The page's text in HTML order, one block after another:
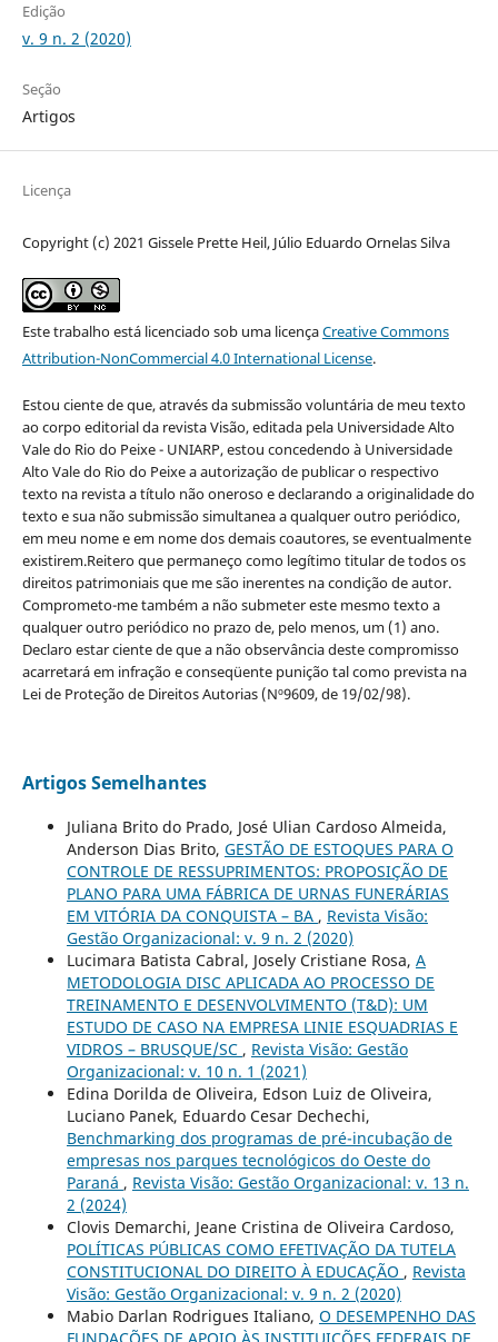
Edição
v. 9 n. 2 (2020)
Seção
Artigos
Licença
Copyright (c) 2021 Gissele Prette Heil, Júlio Eduardo Ornelas Silva
Este trabalho está licenciado sob uma licençaCreative Commons
Attribution-NonCommercial 4.0 International License.
Estou ciente de que, através da submissão voluntária de meu texto
ao corpo editorial da revista Visão, editada pela Universidade Alto
Vale do Rio do Peixe - UNIARP, estou concedendo à Universidade
Alto Vale do Rio do Peixe a autorização de publicar o respectivo
texto na revista a título não oneroso e declarando a originalidade do
texto e sua não submissão simultanea a qualquer outro periódico,
em meu nome e em nome dos demais coautores, se eventualmente
existirem.Reitero que permaneço como legítimo titular de todos os
direitos patrimoniais que me são inerentes na condição de autor.
Comprometo-me também a não submeter este mesmo texto a
qualquer outro periódico no prazo de, pelo menos, um (1) ano.
Declaro estar ciente de que a não observância deste compromisso
acarretará em infração e conseqüente punição tal como prevista na
Lei de Proteção de Direitos Autorias (Nº9609, de 19/02/98).
Artigos Semelhantes
Juliana Brito do Prado, José Ulian Cardoso Almeida,
Anderson Dias Brito, GESTÃO DE ESTOQUES PARA O
CONTROLE DE RESSUPRIMENTOS: PROPOSIÇÃO DE
PLANO PARA UMA FÁBRICA DE URNAS FUNERÁRIAS
EM VITÓRIA DA CONQUISTA – BA , Revista Visão:
Gestão Organizacional: v. 9 n. 2 (2020)
Lucimara Batista Cabral, Josely Cristiane Rosa, A
METODOLOGIA DISC APLICADA AO PROCESSO DE
TREINAMENTO E DESENVOLVIMENTO (T&D): UM
ESTUDO DE CASO NA EMPRESA LINIE ESQUADRIAS E
VIDROS – BRUSQUE/SC , Revista Visão: Gestão
Organizacional: v. 10 n. 1 (2021)
Edina Dorilda de Oliveira, Edson Luiz de Oliveira,
Luciano Panek, Eduardo Cesar Dechechi,
Benchmarking dos programas de pré-incubação de
empresas nos parques tecnológicos do Oeste do
Paraná , Revista Visão: Gestão Organizacional: v. 13 n.
2 (2024)
Clovis Demarchi, Jeane Cristina de Oliveira Cardoso,
POLÍTICAS PÚBLICAS COMO EFETIVAÇÃO DA TUTELA
CONSTITUCIONAL DO DIREITO À EDUCAÇÃO , Revista
Visão: Gestão Organizacional: v. 9 n. 2 (2020)
Mabio Darlan Rodrigues Italiano, O DESEMPENHO DAS